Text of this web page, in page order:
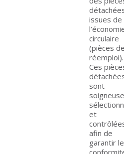
issues de
circulaire
(pièces de
réemploi).
Ces
sont
et
afin de
garantir